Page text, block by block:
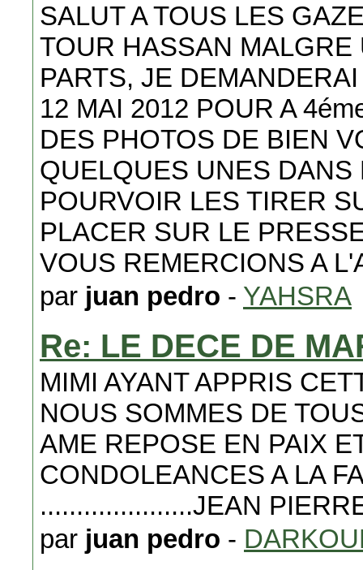
SALUT A TOUS LES
TOUR HASSAN
PARTS, JE
12 MAI 2012 POUR A
DES PHOTOS DE BIEN
QUELQUES UNES
POURVOIR LES TIRER
PLACER SUR LE
VOUS REMERCIONS A
par juan pedro - YAHSRA
Re: LE DECE DE
MIMI AYANT APPRIS
NOUS SOMMES DE
AME REPOSE EN PAIX
CONDOLEANCES A LA
.....................JEAN
par juan pedro -